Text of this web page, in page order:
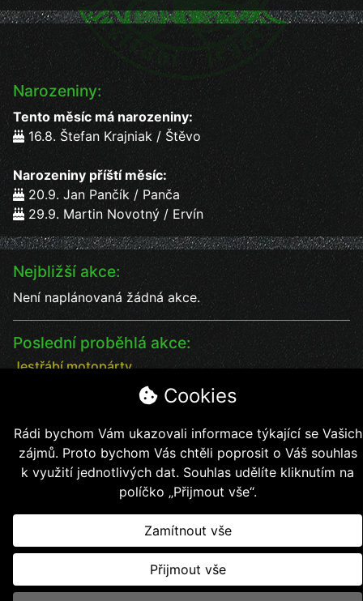
Narozeniny:
Tento měsíc má narozeniny:
16.8. Štefan Krajniak / Štěvo
Narozeniny příští měsíc:
20.9. Jan Pančík / Panča
29.9. Martin Novotný / Ervín
Nejbližší akce:
Není naplánovaná žádná akce.
Poslední proběhlá akce:
Jestřábí motopárty
Jestřábí motopárty od 18 - 20.7. vystoupení kapel
Čas: 17:00
Místo:Jestřábí chýše
soutěže, kapely, jídlo, pití bezva kalba
Kollert Slavomír - E-shopy a webové stránky
Cookies
Rádi bychom Vám ukazovali informace týkající se Vašich
zájmů. Proto bychom Vás chtěli poprosit o Váš souhlas
k využití jednotlivých dat. Souhlas udělíte kliknutím na
políčko „Přijmout vše“.
Zamítnout vše
Přijmout vše